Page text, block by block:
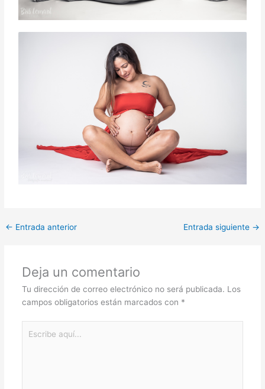
← Entrada anterior Entrada siguiente →
Deja un comentario
Tu dirección de correo electrónico no será publicada. Los
campos obligatorios están marcados con *
aquí...